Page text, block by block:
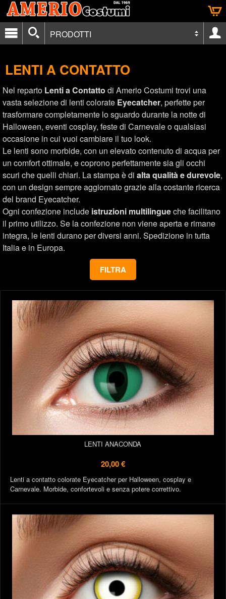
PRODOTTI
LENTI A CONTATTO
Nel reparto Lenti a Contatto di Amerio Costumi trovi una
vasta selezione di lenti colorate Eyecatcher, perfette per
trasformare completamente lo sguardo durante la notte di
Halloween, eventi cosplay, feste di Carnevale o qualsiasi
occasione in cui vuoi cambiare il tuo look.
Le lenti sono morbide, con un elevato contenuto di acqua per
un comfort ottimale, e coprono perfettamente sia gli occhi
scuri che quelli chiari. La stampa è di alta qualità e durevole,
con un design sempre aggiornato grazie alla costante ricerca
del brand Eyecatcher.
Ogni confezione include istruzioni multilingueche facilitano
il primo utilizzo. Se la confezione non viene aperta e rimane
integra, le lenti durano per diversi anni. Spedizione in tutta
Italia e in Europa.
FILTRA
LENTI ANACONDA
20,00 €
Lenti a contatto colorate Eyecatcher per Halloween, cosplay e
Carnevale. Morbide, confortevoli e senza potere correttivo.